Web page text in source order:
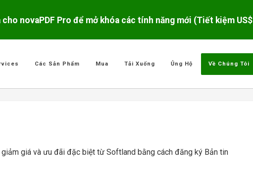
cho novaPDF Pro để mở khóa các tính năng mới (Tiết kiệm US$
Các Sản Phẩm Mua Tải Xuống Ủng Hộ Về Chúng Tôi
giá và ưu đãi đặc biệt từ Softland bằng cách đăng ký Bản tin